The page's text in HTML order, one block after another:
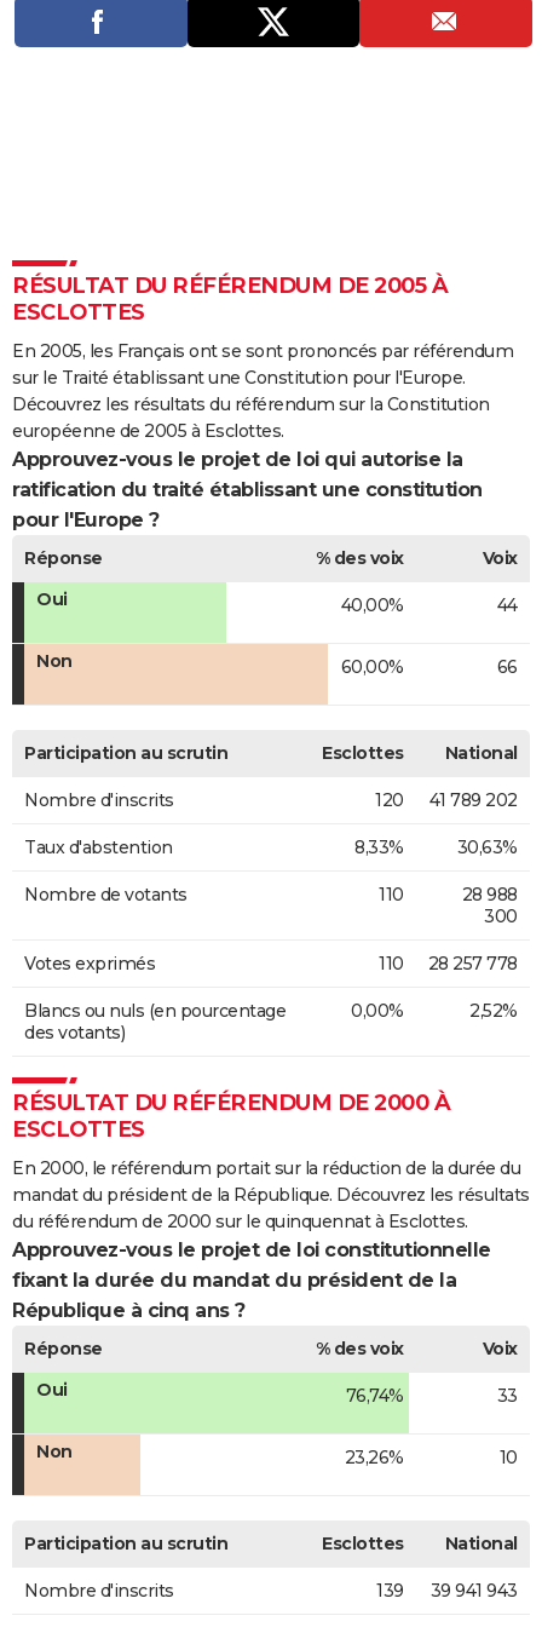
Destinations
Voyage nature
Voyage de noces
Dictionnaire
Biographies
Citations
Expressions
Proverbes
PROGRAMME TV
COPAINS D'AVANT
S'inscrire
Se connecter
Lycées
Collèges
Primaires
Universités
Entreprises
Service militaire
Avis de recherche
AVIS DE DÉCÈS
FORUM
Bricolage
Lifestyle
Culture
Sport
Auto
Television
Voyage
Cinema
RÉSULTAT DU RÉFÉRENDUM DE 2005 À
ESCLOTTES
En 2005, les Français ont se sont prononcés par référendum
sur le Traité établissant une Constitution pour l'Europe.
Découvrez les résultats du référendum sur la Constitution
européenne de 2005 à Esclottes.
Approuvez-vous le projet de loi qui autorise la
ratification du traité établissant une constitution
pour l'Europe ?
Réponse % des voix
Voix
Oui
40,00% 44
Non 60,00% 66
Participation au scrutin Esclottes National
Nombre d'inscrits 120 41 789 202
Taux d'abstention 8,33% 30,63%
Nombre de votants 110
28 988
300
Votes exprimés 110 28 257 778
Blancs ou nuls (en pourcentage
des votants)
0,00% 2,52%
RÉSULTAT DU RÉFÉRENDUM DE 2000 À
ESCLOTTES
En 2000, le référendum portait sur la réduction de la durée du
mandat du président de la République. Découvrez les résultats
du référendum de 2000 sur le quinquennat à Esclottes.
Approuvez-vous le projet de loi constitutionnelle
fixant la durée du mandat du président de la
République à cinq ans ?
Réponse % des voix
Voix
Oui
76,74% 33
Non 23,26% 10
Participation au scrutin Esclottes National
Nombre d'inscrits 139 39 941 943